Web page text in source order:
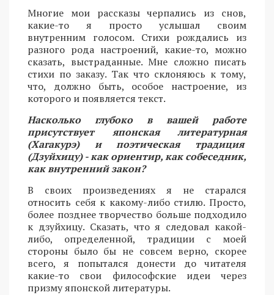
Многие мои рассказы черпались из снов,
какие-то я просто услышал своим
внутренним голосом. Стихи рождались из
разного рода настроений, какие-то, можно
сказать, выстраданные. Мне сложно писать
стихи по заказу. Так что склоняюсь к тому,
что, должно быть, особое настроение, из
которого и появляется текст.
Насколько глубоко в вашей работе
присутствует японская литературная
(Хагакурэ) и поэтическая традиция
(Дзуйхицу) - как ориентир, как собеседник,
как внутренний закон?
В своих произведениях я не старался
относить себя к какому-либо стилю. Просто,
более позднее творчество больше подходило
к дзуйхицу. Сказать, что я следовал какой-
либо, определенной, традиции с моей
стороны было бы не совсем верно, скорее
всего, я попытался донести до читателя
какие-то свои философские идеи через
призму японской литературы.